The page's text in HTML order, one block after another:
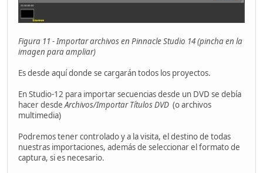
Figura 11 - Importar archivos en Pinnacle Studio 14(pincha en la
imagen para ampliar)
Es desde aquí donde se cargarán todos los proyectos.
En Studio-12 para importar secuencias desde un DVD se debía
hacer desdeArchivos/Importar Títulos DVD (o archivos
multimedia)
Podremos tener controlado y a la visita, el destino de todas
nuestras importaciones, además de seleccionar el formato de
captura, si es necesario.